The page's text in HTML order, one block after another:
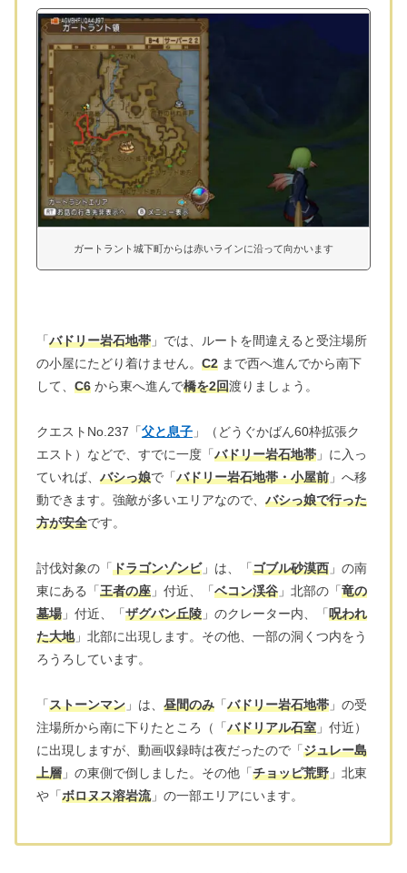
ガートラント城下町からは赤いラインに沿って向かいます
「バドリー岩石地帯 」では、ルートを間違えると受注場所
の小屋にたどり着けません。 C2 まで西へ進んでから南下
して、 C6 から東へ進んで橋を2回渡りましょう。
クエストNo.237「父と息子 」（どうぐかばん60枠拡張ク
エスト）などで、すでに一度「バドリー岩石地帯 」に入っ
ていれば、 バシっ娘で「バドリー岩石地帯・小屋前 」へ移
動できます。強敵が多いエリアなので、 バシっ娘で行った
方が安全です。
討伐対象の「ドラゴンゾンビ」は、「ゴブル砂漠西 」の南
東にある「王者の座 」付近、「ベコン渓谷 」北部の「竜の
墓場 」付近、「ザグバン丘陵 」のクレーター内、「呪われ
た大地」北部に出現します。その他、一部の洞くつ内をう
ろうろしています。
「ストーンマン 」は、 昼間のみ 「バドリー岩石地帯 」の受
注場所から南に下りたところ（「バドリアル石室 」付近）
に出現しますが、動画収録時は夜だったので「ジュレー島
上層 」の東側で倒しました。その他「チョッピ荒野 」北東
や「ボロヌス溶岩流」の一部エリアにいます。